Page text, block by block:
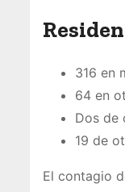
316 en
64 en
Dos de
19 de
El contagio